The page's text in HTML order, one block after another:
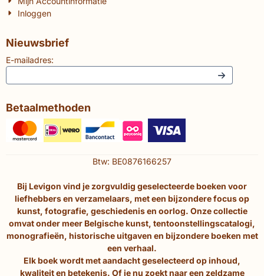
Inloggen
Nieuwsbrief
E-mailadres:
Betaalmethoden
Btw: BE0876166257
Bij Levigon vind je zorgvuldig geselecteerde boeken voor
liefhebbers en verzamelaars, met een bijzondere focus op
kunst, fotografie, geschiedenis en oorlog. Onze collectie
omvat onder meer Belgische kunst, tentoonstellingscatalogi,
monografieën, historische uitgaven en bijzondere boeken met
een verhaal.
Elk boek wordt met aandacht geselecteerd op inhoud,
kwaliteit en betekenis. Of je nu zoekt naar een zeldzame